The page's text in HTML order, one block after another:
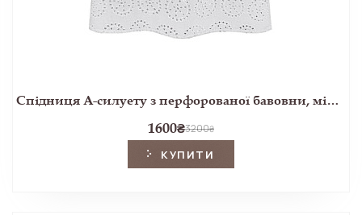
Спідниця А-силуету з перфорованої бавовни, міді Біла
1600₴3200₴
КУПИТИ